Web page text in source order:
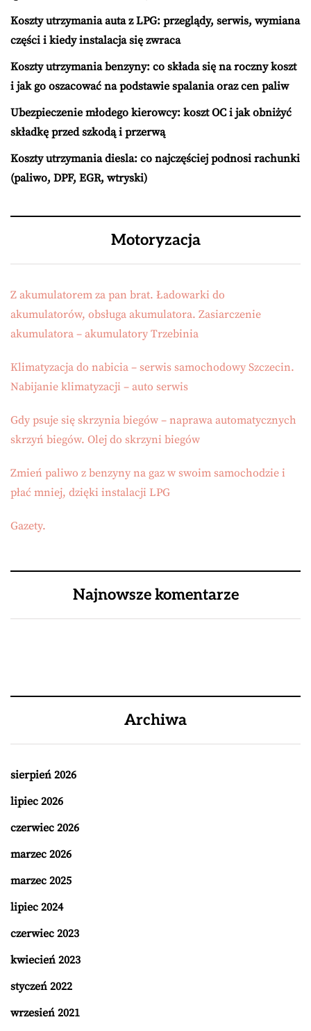
Koszty utrzymania auta z LPG: przeglądy, serwis, wymiana
części i kiedy instalacja się zwraca
Koszty utrzymania benzyny: co składa się na roczny koszt
i jak go oszacować na podstawie spalania oraz cen paliw
Ubezpieczenie młodego kierowcy: koszt OC i jak obniżyć
składkę przed szkodą i przerwą
Koszty utrzymania diesla: co najczęściej podnosi rachunki
(paliwo, DPF, EGR, wtryski)
Motoryzacja
Z akumulatorem za pan brat. Ładowarki do
akumulatorów, obsługa akumulatora. Zasiarczenie
akumulatora – akumulatory Trzebinia
Klimatyzacja do nabicia – serwis samochodowy Szczecin.
Nabijanie klimatyzacji – auto serwis
Gdy psuje się skrzynia biegów – naprawa automatycznych
skrzyń biegów. Olej do skrzyni biegów
Zmień paliwo z benzyny na gaz w swoim samochodzie i
płać mniej, dzięki instalacji LPG
Gazety.
Najnowsze komentarze
Archiwa
sierpień 2026
lipiec 2026
czerwiec 2026
marzec 2026
marzec 2025
lipiec 2024
czerwiec 2023
kwiecień 2023
styczeń 2022
wrzesień 2021